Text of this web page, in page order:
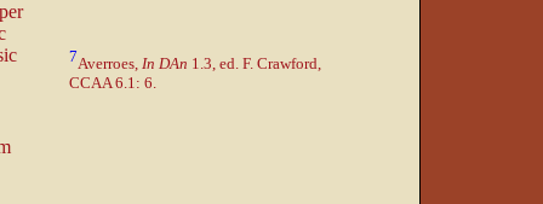
7Averroes, In DAn 1.3, ed. F. Crawford,
CCAA 6.1: 6.